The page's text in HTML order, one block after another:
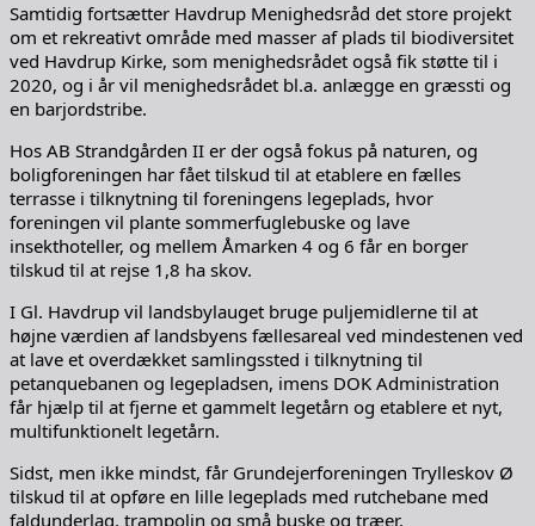
Samtidig fortsætter Havdrup Menighedsråd det store projekt
om et rekreativt område med masser af plads til biodiversitet
ved Havdrup Kirke, som menighedsrådet også fik støtte til i
2020, og i år vil menighedsrådet bl.a. anlægge en græssti og
en barjordstribe.
Hos AB Strandgården II er der også fokus på naturen, og
boligforeningen har fået tilskud til at etablere en fælles
terrasse i tilknytning til foreningens legeplads, hvor
foreningen vil plante sommerfuglebuske og lave
insekthoteller, og mellem Åmarken 4 og 6 får en borger
tilskud til at rejse 1,8 ha skov.
I Gl. Havdrup vil landsbylauget bruge puljemidlerne til at
højne værdien af landsbyens fællesareal ved mindestenen ved
at lave et overdækket samlingssted i tilknytning til
petanquebanen og legepladsen, imens DOK Administration
får hjælp til at fjerne et gammelt legetårn og etablere et nyt,
multifunktionelt legetårn.
Sidst, men ikke mindst, får Grundejerforeningen Trylleskov Ø
tilskud til at opføre en lille legeplads med rutchebane med
faldunderlag, trampolin og små buske og træer.